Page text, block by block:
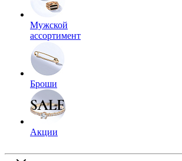
Мужской
ассортимент
Броши
Акции